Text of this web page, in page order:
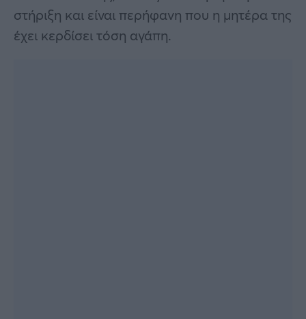
στήριξη και είναι περήφανη που η μητέρα της
έχει κερδίσει τόση αγάπη.